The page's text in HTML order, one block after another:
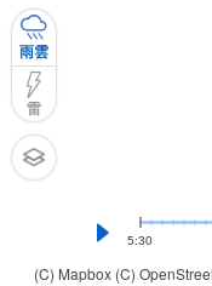
(C) Mapbox (C)
雨雲
雷
5:30